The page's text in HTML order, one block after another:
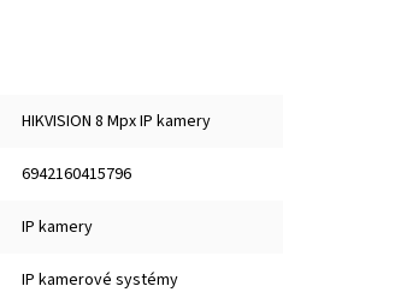
HIKVISION 8 Mpx IP kamery
6942160415796
IP kamery
IP kamerové systémy